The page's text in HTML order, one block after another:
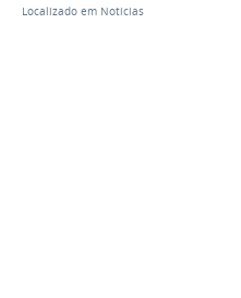
Localizado em Notícias